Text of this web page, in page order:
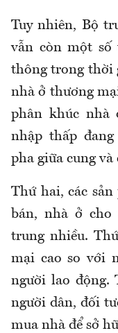
Tuy nhiên, Bộ
vẫn còn một số
thông trong thời
nhà ở thương
phân khúc nhà
nhập thấp
pha giữa cung và
Thứ hai, các
bán, nhà ở cho
trung nhiều.
mại cao so với
người lao động.
người dân, đối
mua nhà để sở